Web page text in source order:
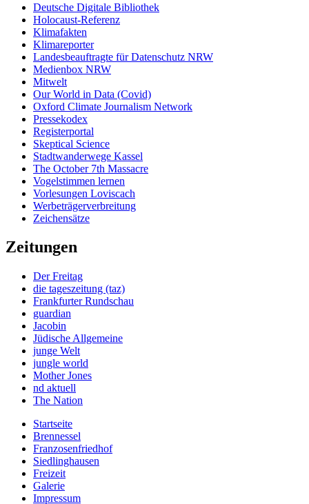
Deutsche Digitale Bibliothek
Holocaust-Referenz
Klimafakten
Klimareporter
Landesbeauftragte für Datenschutz NRW
Medienbox NRW
Mitwelt
Our World in Data (Covid)
Oxford Climate Journalism Network
Pressekodex
Registerportal
Skeptical Science
Stadtwanderwege Kassel
The October 7th Massacre
Vogelstimmen lernen
Vorlesungen Loviscach
Werbeträgerverbreitung
Zeichensätze
Zeitungen
Der Freitag
die tageszeitung (taz)
Frankfurter Rundschau
guardian
Jacobin
Jüdische Allgemeine
junge Welt
jungle world
Mother Jones
nd aktuell
The Nation
Startseite
Brennessel
Franzosenfriedhof
Siedlinghausen
Freizeit
Galerie
Impressum